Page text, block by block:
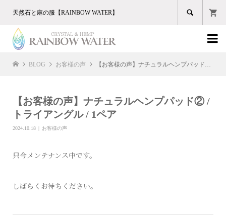
天然石と麻の服【RAINBOW WATER】 

BLOG お客様の声 【お客様の声】ナチュラルヘンプパッド② / トライアングル / 1ペア
【お客様の声】ナチュラルヘンプパッド② /
トライアングル / 1ペア
2024.10.18 お客様の声
只今メンテナンス中です。
しばらくお待ちください。